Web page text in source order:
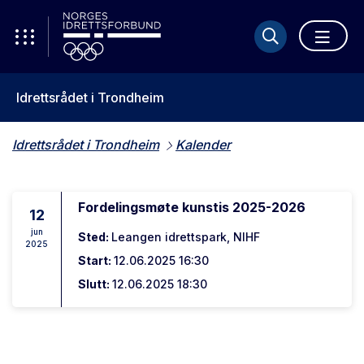
Idrettsrådet i Trondheim
Idrettsrådet i Trondheim Kalender
12
jun
2025
Fordelingsmøte kunstis 2025-2026
Sted: Leangen idrettspark, NIHF
Start: 12.06.2025 16:30
Slutt: 12.06.2025 18:30